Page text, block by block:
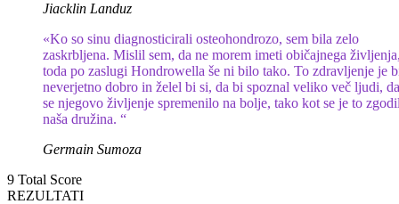
Jiacklin Landuz
«Ko so sinu diagnosticirali osteohondrozo, sem bila zelo
zaskrbljena. Mislil sem, da ne morem imeti običajnega
toda po zaslugi Hondrowella še ni bilo tako. To zdravljenje je
neverjetno dobro in želel bi si, da bi spoznal veliko več ljudi,
se njegovo življenje spremenilo na bolje, tako kot se je to
naša družina. “
Germain Sumoza
9 Total Score
REZULTATI